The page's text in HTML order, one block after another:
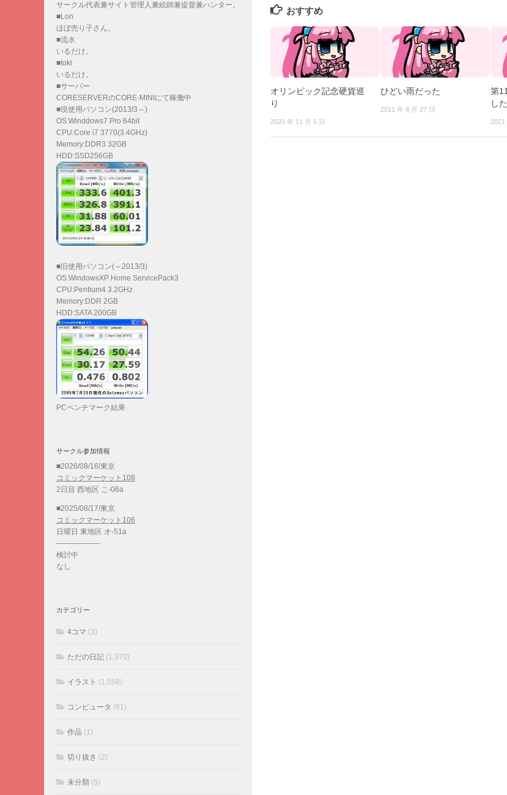
おすすめ
オリンピック記念硬貨巡
り
2020 年 11 月 5 日
ひどい雨だった
2011 年 8 月 27 日
第
し
2021
サークル代表兼サイト管理人兼絵師兼提督兼ハンター。
■Lon
ほぼ売り子さん。
■流水
いるだけ。
■toki
いるだけ。
■サーバー
CORESERVERのCORE-MINIにて稼働中
■現使用パソコン(2013/3～)
OS:Winddows7 Pro 64bit
CPU:Core i7 3770(3.4GHz)
Memory:DDR3 32GB
HDD:SSD256GB
■旧使用パソコン(～2013/3)
OS:WindowsXP Home ServicePack3
CPU:Pentium4 3.2GHz
Memory:DDR 2GB
HDD:SATA 200GB
PCベンチマーク結果
サークル参加情報
■2026/08/16/東京
コミックマーケット108
2日目 西地区 こ-06a
■2025/08/17/東京
コミックマーケット106
日曜日 東地区 オ-51a
——————
検討中
なし
カテゴリー
4コマ (3)
ただの日記 (1,370)
イラスト (1,058)
コンピュータ (81)
作品 (1)
切り抜き (2)
未分類 (5)